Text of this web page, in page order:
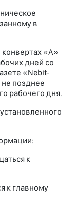
в
«А»
дней со
«Nebit-
не позднее
рабочего дня.
к
к главному